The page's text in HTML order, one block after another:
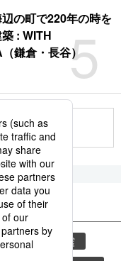
5
の町で220年の時を
: WITH
鎌倉・長谷）
災害
地震